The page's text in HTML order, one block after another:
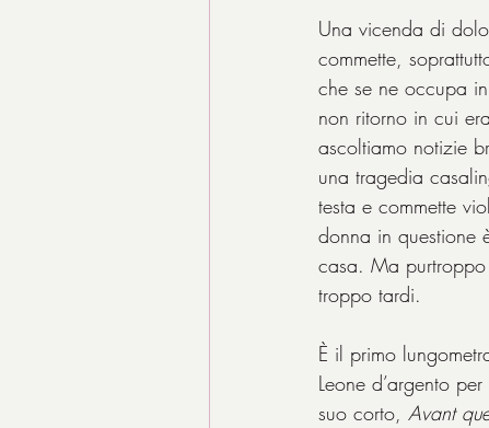
Una vicenda di
commette,
che se ne occupa
non ritorno in cui
ascoltiamo notizie
una tragedia
testa e commette
donna in questione
casa. Ma
troppo tardi.
È il primo
Leone d’argento
suo corto, Avant